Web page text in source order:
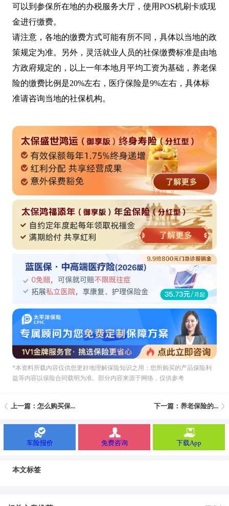
可以到参保所在地的办税服务大厅，使用POS机刷卡或现
金进行缴费。
请注意，各地的缴费方式可能有所不同，具体以当地的政
策规定为准。另外，灵活就业人员的社保缴费标准是由地
方政府规定的，以上一年本地月平均工资为基础，养老保
险的缴费比例是20%左右，医疗保险是9%左右，具体标
准请咨询当地的社保机构。
*本资料所载內容仅供您更好地理解保险知识之用；您所购买的产品保险利
益等内容以保险合同载明为准。部分内容来源于网络，仅供参考
上一篇：怎么购买保... 下一篇：养老保险的...
车险报价 免费咨询 下载App
本文标签